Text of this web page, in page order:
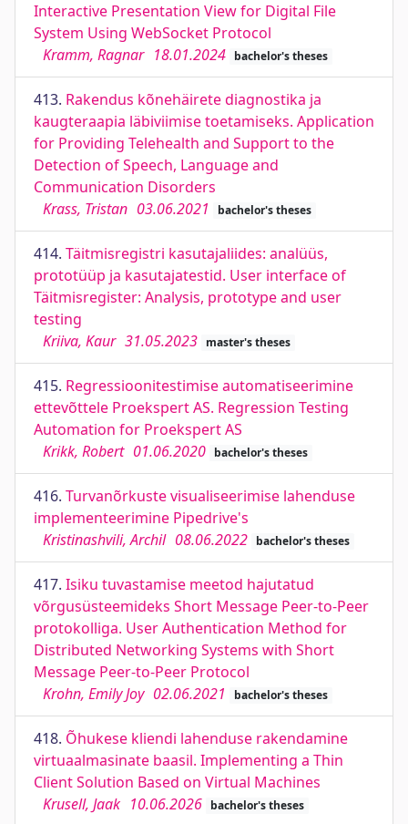
Interactive Presentation View for Digital File
System Using WebSocket Protocol
Kramm, Ragnar 18.01.2024 bachelor's theses
413. Rakendus kõnehäirete diagnostika ja
kaugteraapia läbiviimise toetamiseks. Application
for Providing Telehealth and Support to the
Detection of Speech, Language and
Communication Disorders
Krass, Tristan 03.06.2021 bachelor's theses
414. Täitmisregistri kasutajaliides: analüüs,
prototüüp ja kasutajatestid. User interface of
Täitmisregister: Analysis, prototype and user
testing
Kriiva, Kaur 31.05.2023 master's theses
415. Regressioonitestimise automatiseerimine
ettevõttele Proekspert AS. Regression Testing
Automation for Proekspert AS
Krikk, Robert 01.06.2020 bachelor's theses
416. Turvanõrkuste visualiseerimise lahenduse
implementeerimine Pipedrive's
Kristinashvili, Archil 08.06.2022 bachelor's theses
417. Isiku tuvastamise meetod hajutatud
võrgusüsteemideks Short Message Peer-to-Peer
protokolliga. User Authentication Method for
Distributed Networking Systems with Short
Message Peer-to-Peer Protocol
Krohn, Emily Joy 02.06.2021 bachelor's theses
418. Õhukese kliendi lahenduse rakendamine
virtuaalmasinate baasil. Implementing a Thin
Client Solution Based on Virtual Machines
Krusell, Jaak 10.06.2026 bachelor's theses